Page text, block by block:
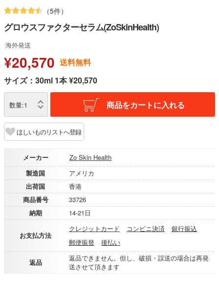
（5件）
グロウスファクターセラム(ZoSkinHealth)
海外発送
¥20,570 送料無料
サイズ：30ml 1本 ¥20,570
数量:1 商品をカートに入れる
ほしいものリストへ登録
メーカー
Zo Skin Health
製造国
アメリカ
出荷国
香港
商品番号
33726
納期
14-21日
お支払方法
クレジットカード コンビニ決済
銀行振込
郵便振替
後払い
返品
返品できません。但し、破損・誤送の場合は再発
送させて頂きます